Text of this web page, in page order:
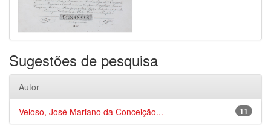
Sugestões de pesquisa
Autor
11
Veloso, José Mariano da Conceição...